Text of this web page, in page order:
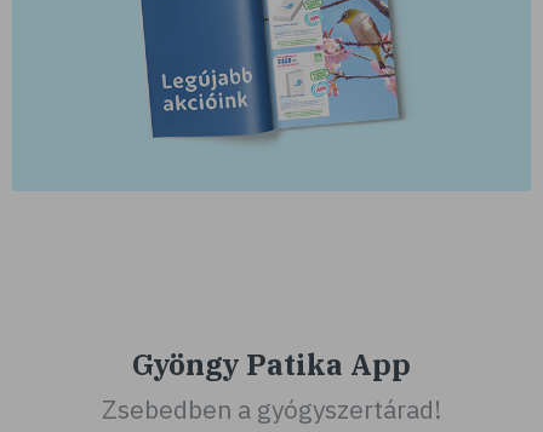
Gyöngy Patika App
Zsebedben a gyógyszertárad!